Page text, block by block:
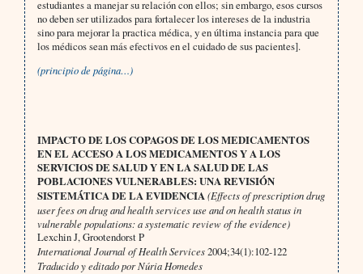
estudiantes a manejar su relación con ellos; sin embargo, esos cursos
no deben ser utilizados para fortalecer los intereses de la industria
sino para mejorar la practica médica, y en última instancia para que
los médicos sean más efectivos en el cuidado de sus pacientes].
(principio de página…)
IMPACTO DE LOS COPAGOS DE LOS MEDICAMENTOS
EN EL ACCESO A LOS MEDICAMENTOS Y A LOS
SERVICIOS DE SALUD Y EN LA SALUD DE LAS
POBLACIONES VULNERABLES: UNA REVISIÓN
SISTEMÁTICA DE LA EVIDENCIA(Effects of prescription drug
user fees on drug and health services use and on health status in
vulnerable populations: a systematic review of the evidence)
Lexchin J, Grootendorst P
International Journal of Health Services2004;34(1):102-122
Traducido y editado por Núria Homedes